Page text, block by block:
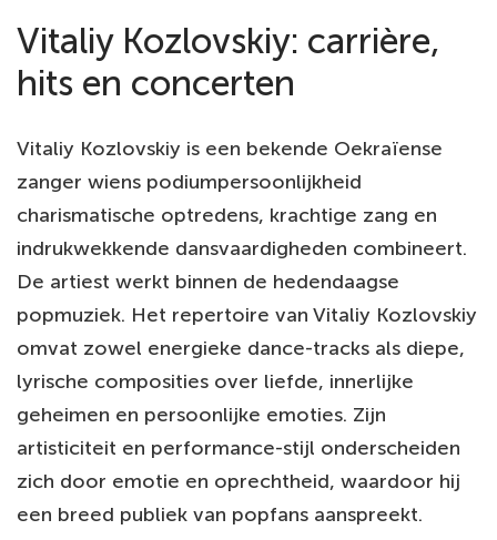
Vitaliy Kozlovskiy: carrière,
hits en concerten
Vitaliy Kozlovskiy is een bekende Oekraïense
zanger wiens podiumpersoonlijkheid
charismatische optredens, krachtige zang en
indrukwekkende dansvaardigheden combineert.
De artiest werkt binnen de hedendaagse
popmuziek. Het repertoire van Vitaliy Kozlovskiy
omvat zowel energieke dance-tracks als diepe,
lyrische composities over liefde, innerlijke
geheimen en persoonlijke emoties. Zijn
artisticiteit en performance-stijl onderscheiden
zich door emotie en oprechtheid, waardoor hij
een breed publiek van popfans aanspreekt.